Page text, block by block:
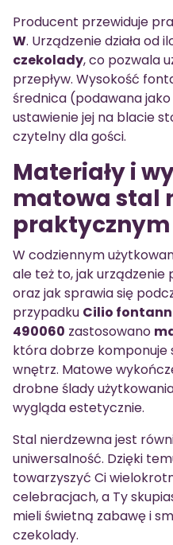
Producent przewiduje
W. Urządzenie działa od
czekolady, co pozwala
przepływ. Wysokość
średnica (podawana jako
ustawienie jej na blacie
czytelny dla gości.
Materiały i
matowa stal
W codziennym
ale też to, jak urządzenie
oraz jak sprawia się
przypadku Cilio
490060 zastosowano
która dobrze komponuje
wnętrz. Matowe
drobne ślady
wygląda estetycznie.
Stal nierdzewna jest
uniwersalność. Dzięki
towarzyszyć Ci
celebracjach, a Ty
mieli świetną zabawę i
czekolady.